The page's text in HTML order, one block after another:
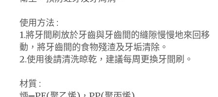
使用方法 :
1.將牙間刷放於牙齒與牙齒間的縫隙慢慢地來回移
動，將牙齒間的食物殘渣及牙垢清除。
2.使用後請清洗晾乾，建議每周更換牙間刷。
材質 :